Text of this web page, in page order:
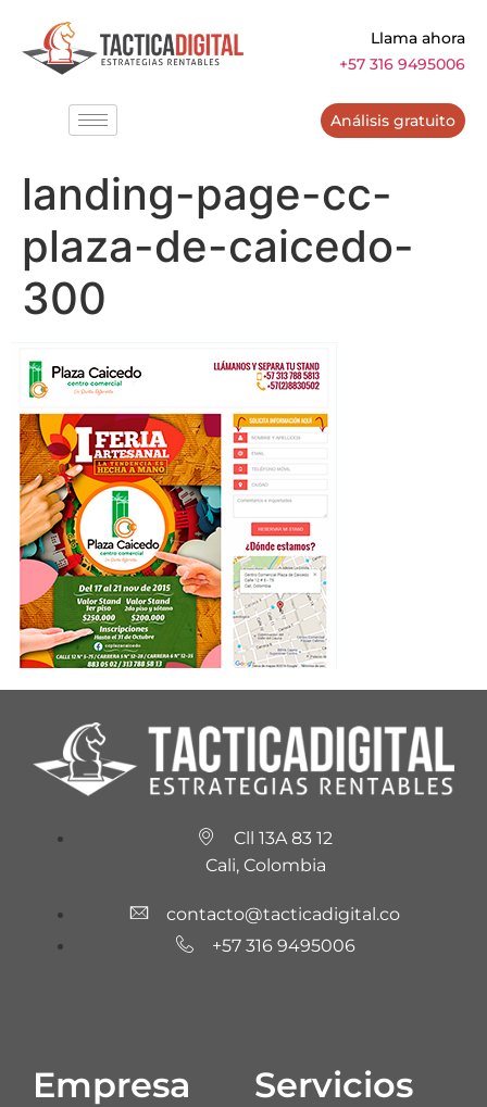
Llama ahora
+57 316 9495006
Análisis gratuito
landing-page-cc-
plaza-de-caicedo-
300
Cll 13A 83 12
Cali, Colombia
contacto@tacticadigital.co
+57 316 9495006
Empresa Servicios